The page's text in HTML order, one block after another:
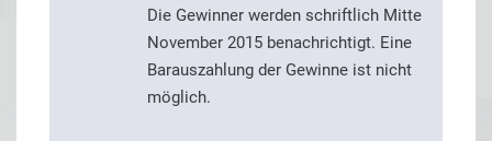
Die Gewinner werden schriftlich Mitte
November 2015 benachrichtigt. Eine
Barauszahlung der Gewinne ist nicht
möglich.